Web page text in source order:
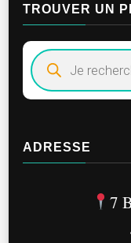
être
page
du
TROUVER UN
Recherche
de
produits
ADRESSE
7